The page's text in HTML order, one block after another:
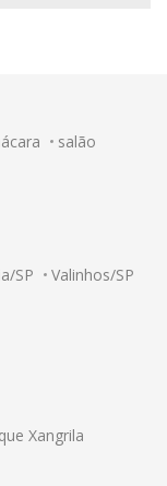
salão
SP Valinhos/SP
Xangrila